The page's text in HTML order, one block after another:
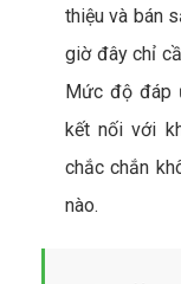
thiệu và bán
giờ đây chỉ
Mức độ đáp
kết nối với
chắc chắn
nào.